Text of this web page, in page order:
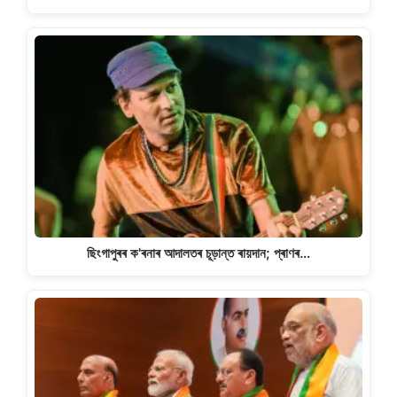
ছিংগাপুৰৰ ক'ৰনাৰ আদালতৰ চূড়ান্ত ৰায়দান; প্ৰাণৰ…